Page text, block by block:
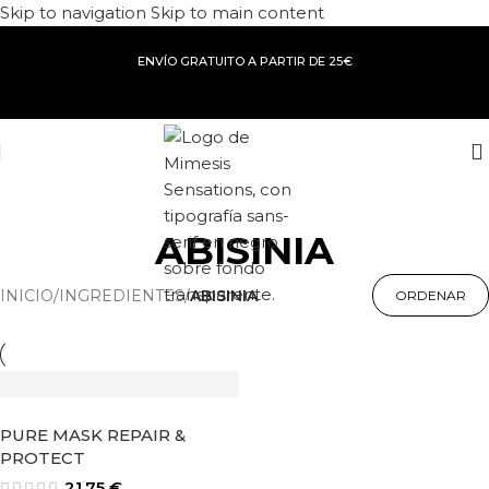
Skip to navigation Skip to main content
ENVÍO GRATUITO A PARTIR DE 25€
ABISINIA
INICIO/INGREDIENTES/ABISINIA
PURE MASK REPAIR &
PROTECT